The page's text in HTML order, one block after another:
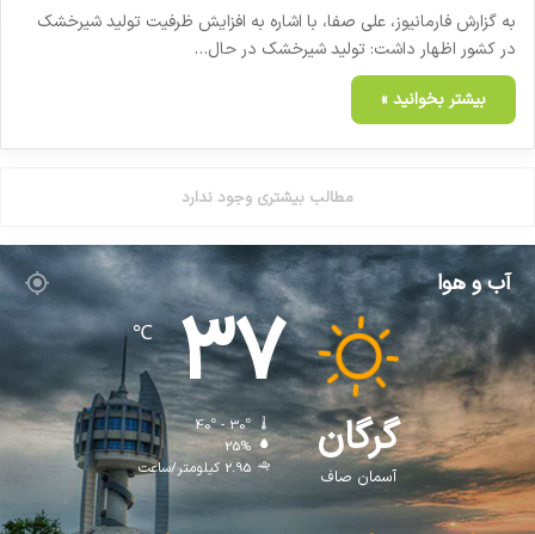
به گزارش فارمانیوز، علی صفا، با اشاره به افزایش ظرفیت تولید شیرخشک
در کشور اظهار داشت: تولید شیرخشک در حال…
بیشتر بخوانید »
مطالب بیشتری وجود ندارد
آب و هوا
گرگان
آسمان صاف
37
℃
40º - 30º
25%
2.95 کیلومتر/ساعت